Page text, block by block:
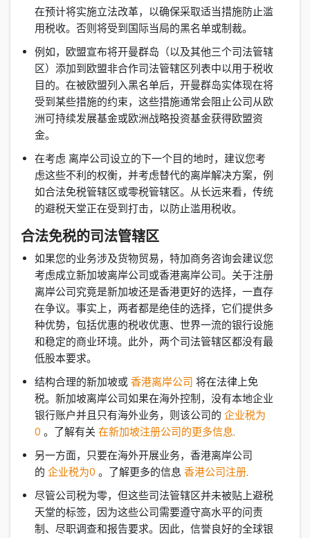
在预计将实施立法改革，以确保采取适当措施防止滥
用税收。否则将受到国际当局的黑名单或制裁。
例如，欧盟宣布将开曼群岛（以及其他三个司法管辖
区）添加到欧盟非合作司法管辖区列表中以用于税收
目的。在被欧盟列入黑名单后，开曼群岛实体现在将
受到某些措施的约束，这些措施通常会阻止公司从欧
洲可持续发展基金或欧洲战略投资基金获得欧盟资
金。
在考虑 离岸公司设立的下一个目的地时，建议您考
虑这些不利的权衡，并考虑替代的离岸解决方案，例
如合法免税管辖区或零税管辖区。从长远来看，传统
的避税天堂正在受到打击，以防止滥用税收。
合法免税的司法管辖区
如果您的业务涉及货物贸易，特加商务咨询会建议您
考虑成立新加坡离岸公司或香港离岸公司。关于注册
离岸公司究竟是新加坡还是香港更好的选择，一直存
在争议。事实上，两者都是绝佳的选择，它们提供多
种优势，包括优惠的税收优惠、世界一流的银行设施
和稳定的商业环境。此外，两个司法管辖区都没有最
低股本要求。
结构合理的新加坡或 香港离岸公司 将在法律上免
税。新加坡离岸公司如果在海外控制，没有本地企业
银行账户并且只有海外业务，则该公司的 企业税为
0 。了解有关 在新加坡注册公司的更多信息.
另一方面，只要在海外开展业务，香港离岸公司
的 企业税为0 。了解更多的信息 香港公司注册.
尽管公司税为零，但这些司法管辖区并未被贴上避税
天堂的标签，因为这些公司需要遵守高水平的问责
制、尽职调查和报告要求。因此，信誉良好的全球银